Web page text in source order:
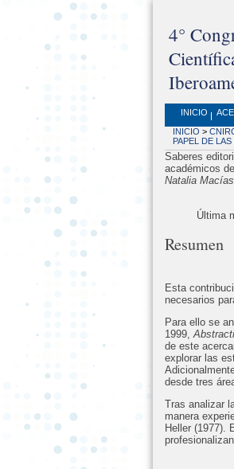
4°
INICIO
INICIO >
PAPEL DE
Saberes
académicos
Natalia
Última
Resumen
Esta
necesarios
Para ello se
1999,
de este
explorar las
desde tres
Tras analizar
manera
Heller (1977).